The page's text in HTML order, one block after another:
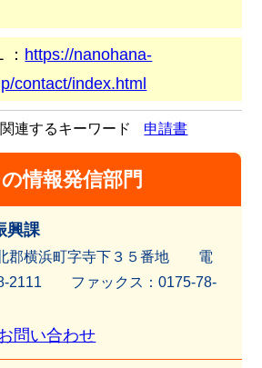
https://nanohana-
contact/index.html
連するキーワード 申請書
情報発信部門
興課
郡横浜町字寺下３５番地 電
2111 ファッ クス：0175-78-
問い合わせ